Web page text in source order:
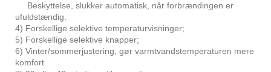
Beskyttelse, slukker automatisk, når forbrændingen er
ufuldstændig.
4) Forskellige selektive temperaturvisninger;
5) Forskellige selektive knapper;
6) Vinter/sommerjustering, gør varmtvandstemperaturen mere
komfort